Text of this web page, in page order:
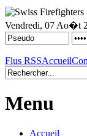
Vendredi, 07 Ao�t
Flus RSSAccueil
Menu
Accueil